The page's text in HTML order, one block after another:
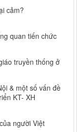
cảm?
quan tiến chức
truyền thống ở
& một số vấn đề
KT- XH
người Việt